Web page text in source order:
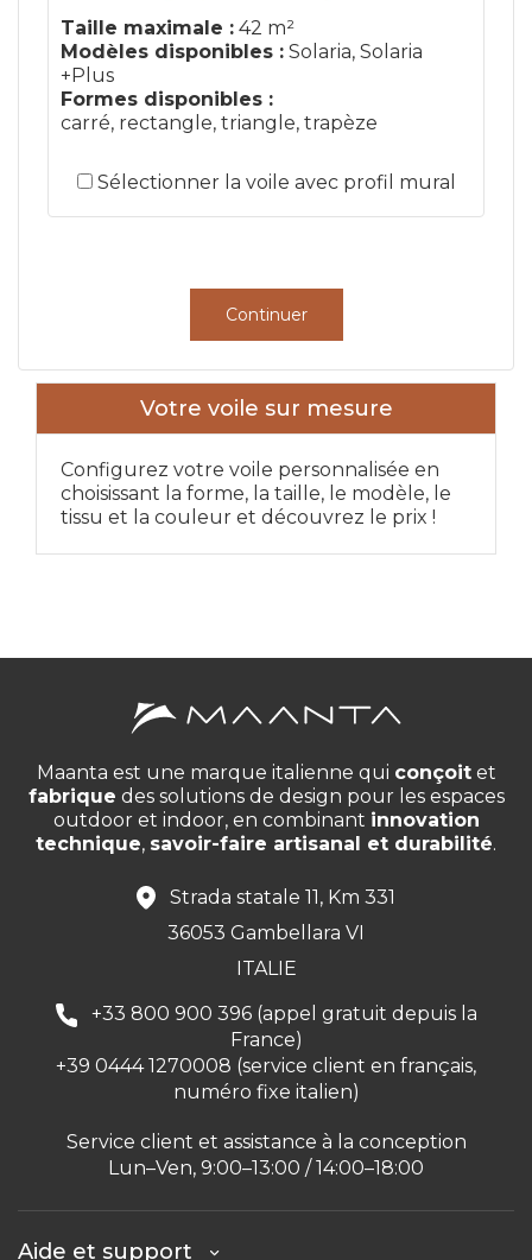
Taille maximale : 42 m²
Modèles disponibles : Solaria, Solaria
+Plus
Formes disponibles :
carré, rectangle, triangle, trapèze
Sélectionner la voile avec profil mural
Continuer
Votre voile sur mesure
Configurez votre voile personnalisée en
choisissant la forme, la taille, le modèle, le
tissu et la couleur et découvrez le prix !
Maanta est une marque italienne qui conçoitet
fabrique des solutions de design pour les espaces
outdoor et indoor, en combinant innovation
technique, savoir-faire artisanal et durabilité.
Strada statale 11, Km 331
36053 Gambellara VI
ITALIE
+33 800 900 396 (appel gratuit depuis la
France)
+39 0444 1270008 (service client en français,
numéro fixe italien)
Service client et assistance à la conception
Lun–Ven, 9:00–13:00 / 14:00–18:00
Aide et support